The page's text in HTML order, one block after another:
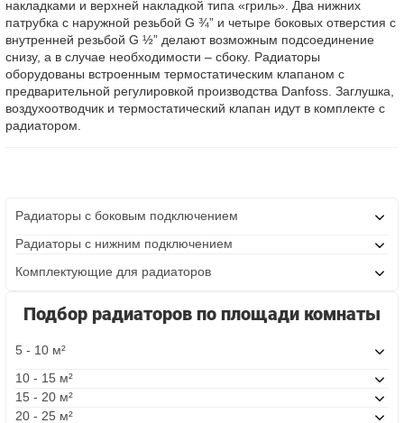
накладками и верхней накладкой типа «гриль». Два нижних
патрубка с наружной резьбой G ¾” и четыре боковых отверстия с
внутренней резьбой G ½” делают возможным подсоединение
снизу, а в случае необходимости – сбоку. Радиаторы
оборудованы встроенным термостатическим клапаном с
предварительной регулировкой производства Danfoss. Заглушка,
воздухоотводчик и термостатический клапан идут в комплекте с
радиатором.
Радиаторы с боковым подключением
Радиаторы с нижним подключением
Комплектующие для радиаторов
Подбор радиаторов по площади комнаты
5 - 10 м²
10 - 15 м²
15 - 20 м²
20 - 25 м²